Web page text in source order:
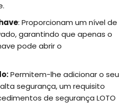
: Proporcionam um nível de
garantindo que apenas o
pode abrir o
Permitem-lhe adicionar o seu
segurança, um requisito
de segurança LOTO